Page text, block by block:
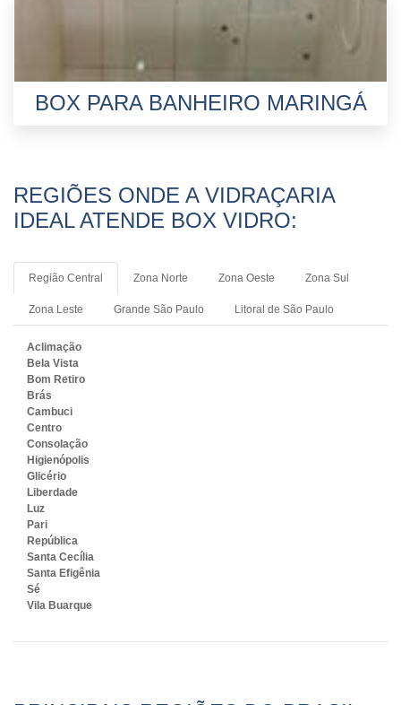
BOX PARA BANHEIRO MARINGÁ
REGIÕES ONDE A VIDRAÇARIA
IDEAL ATENDE BOX VIDRO:
Região Central Zona Norte Zona Oeste Zona Sul
Zona Leste Grande São Paulo Litoral de São Paulo
Aclimação
Bela Vista
Bom Retiro
Brás
Cambuci
Centro
Consolação
Higienópolis
Glicério
Liberdade
Luz
Pari
República
Santa Cecília
Santa Efigênia
Sé
Vila Buarque